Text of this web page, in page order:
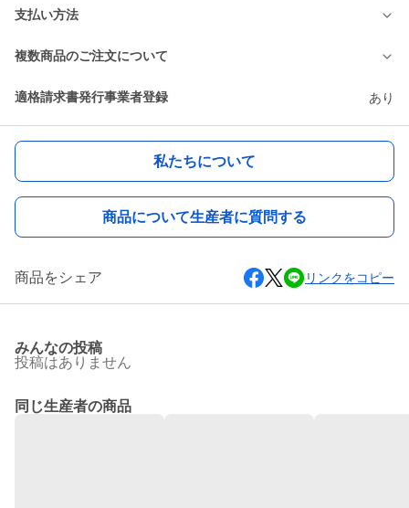
支払い方法
複数商品のご注文について
適格請求書発行事業者登録 あり
私たちについて
商品について生産者に質問する
商品をシェア リンクをコピー
みんなの投稿
投稿はありません
同じ生産者の商品